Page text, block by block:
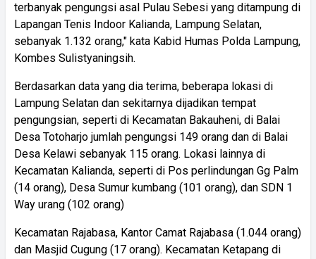
terbanyak pengungsi asal Pulau Sebesi yang ditampung di
Lapangan Tenis Indoor Kalianda, Lampung Selatan,
sebanyak 1.132 orang," kata Kabid Humas Polda Lampung,
Kombes Sulistyaningsih.
Berdasarkan data yang dia terima, beberapa lokasi di
Lampung Selatan dan sekitarnya dijadikan tempat
pengungsian, seperti di Kecamatan Bakauheni, di Balai
Desa Totoharjo jumlah pengungsi 149 orang dan di Balai
Desa Kelawi sebanyak 115 orang. Lokasi lainnya di
Kecamatan Kalianda, seperti di Pos perlindungan Gg Palm
(14 orang), Desa Sumur kumbang (101 orang), dan SDN 1
Way urang (102 orang)
Kecamatan Rajabasa, Kantor Camat Rajabasa (1.044 orang)
dan Masjid Cugung (17 orang). Kecamatan Ketapang di